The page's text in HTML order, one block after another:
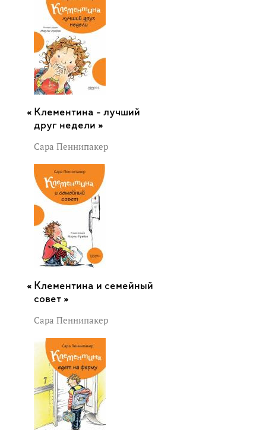
Клементина - лучший
друг недели »
Сара Пеннипакер
Клементина и семейный
совет »
Сара Пеннипакер